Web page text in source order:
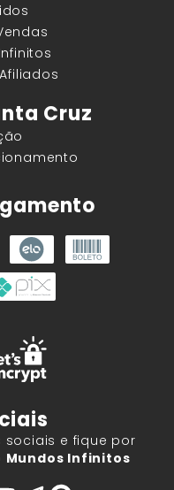
Cruz
sociais e fique por
Mundos Infinitos